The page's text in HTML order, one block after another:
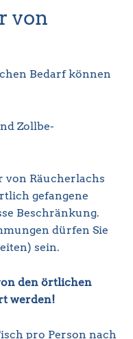
von
Bedarf können
Zollbe-
von Räucherlachs
gefangene
Beschränkung.
dürfen Sie
sein.
den örtlichen
werden!
pro Person nach